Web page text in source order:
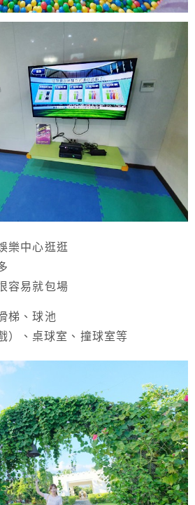
樂中心逛逛
容易就包場
梯、球池
）、桌球室、撞球室等